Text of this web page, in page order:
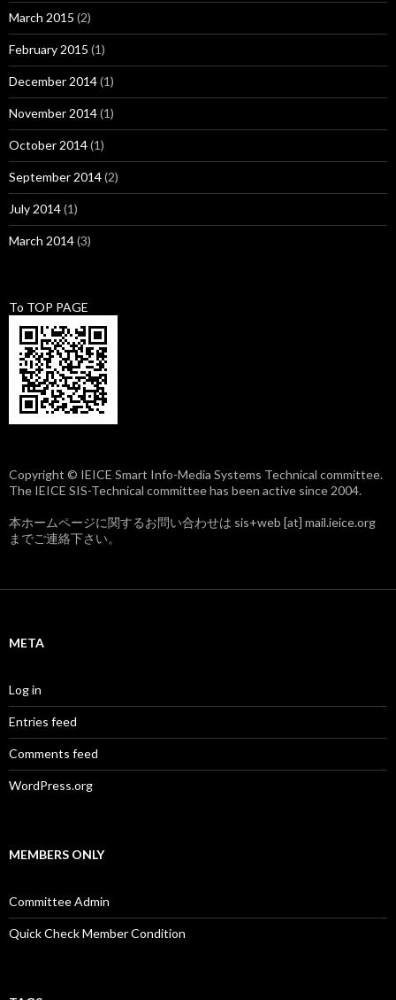
March 2015 (2)
February 2015 (1)
December 2014(1)
November 2014(1)
October 2014(1)
September 2014(2)
July 2014(1)
March 2014(3)
To TOP PAGE
Copyright © IEICE Smart Info-Media Systems Technical committee.
The IEICE SIS-Technical committee has been active since 2004.
本ホームページに関するお問い合わせは sis+web [at] mail.ieice.org
までご連絡下さい。
META
Log in
Entries feed
Comments feed
WordPress.org
MEMBERS ONLY
Committee Admin
Quick Check Member Condition